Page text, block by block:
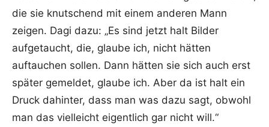
die sie knutschend mit einem anderen Mann
zeigen. Dagi dazu: „Es sind jetzt halt Bilder
aufgetaucht, die, glaube ich, nicht hätten
auftauchen sollen. Dann hätten sie sich auch erst
später gemeldet, glaube ich. Aber da ist halt ein
Druck dahinter, dass man was dazu sagt, obwohl
man das vielleicht eigentlich gar nicht will.“